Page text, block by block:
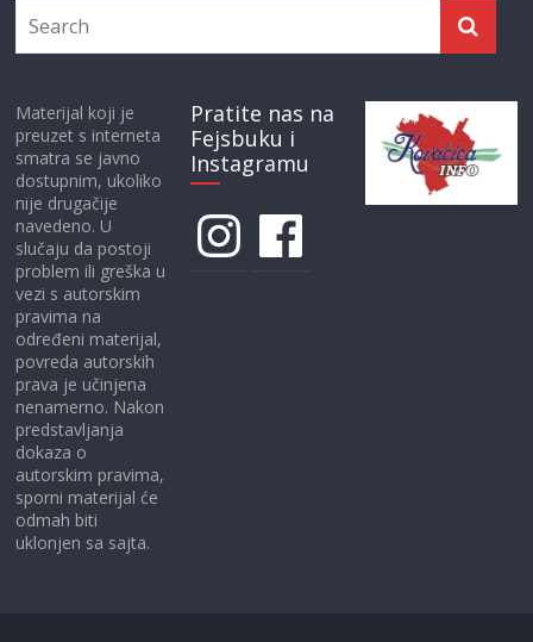
Materijal koji je
preuzet s interneta
smatra se javno
dostupnim, ukoliko
nije drugačije
navedeno. U
slučaju da postoji
problem ili greška u
vezi s autorskim
pravima na
određeni materijal,
povreda autorskih
prava je učinjena
nenamerno. Nakon
predstavljanja
dokaza o
autorskim pravima,
sporni materijal će
odmah biti
uklonjen sa sajta.
Pratite nas na
Fejsbuku i
Instagramu
InstagramFacebook